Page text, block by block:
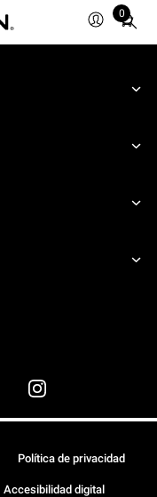
0
Total
items
cart:
Política de privacidad
Accesibilidad digital